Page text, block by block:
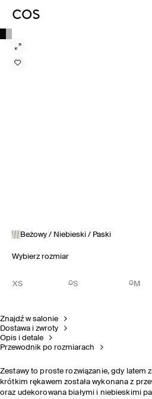
Beżowy / Niebieski / Paski
Wybierz rozmiar
XS S M
Znajdź w salonie
Dostawa i zwroty
Opis i detale
Przewodnik po rozmiarach
Zestawy to proste rozwiązanie, gdy latem
krótkim rękawem została wykonana z
oraz udekorowana białymi i niebieskimi